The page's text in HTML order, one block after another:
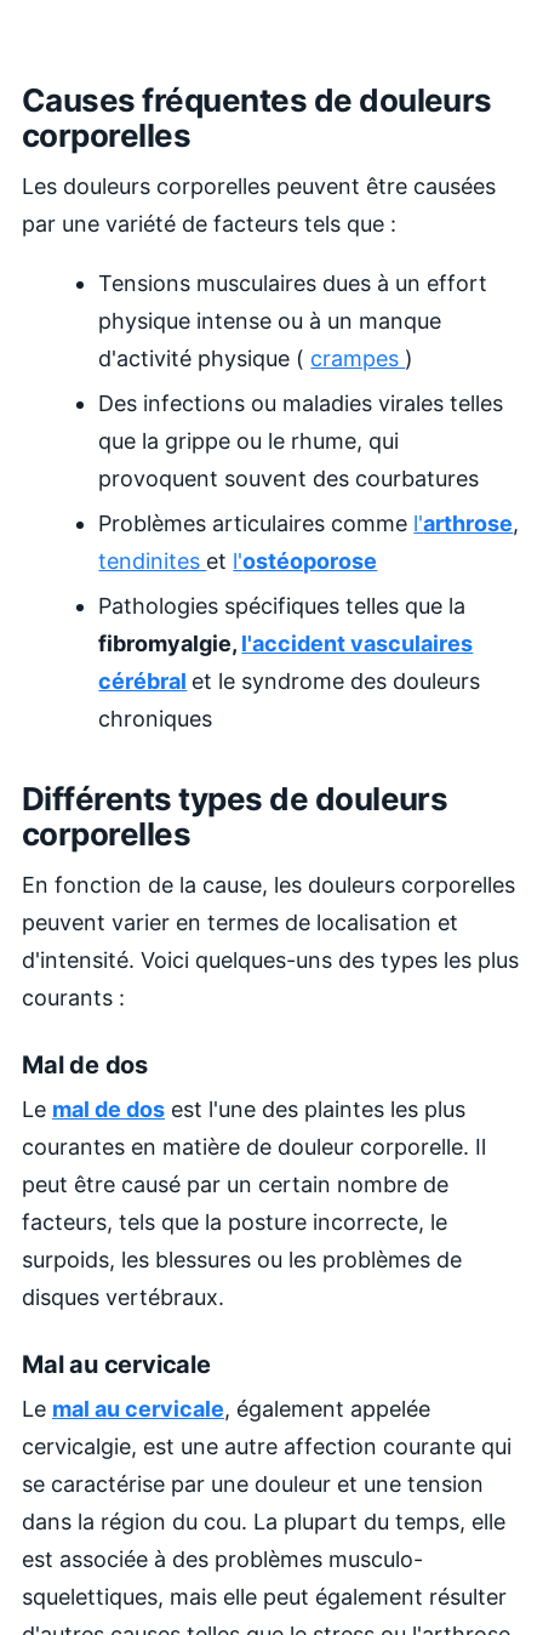
Causes fréquentes de douleurs
corporelles
Les douleurs corporelles peuvent être causées
par une variété de facteurs tels que :
Tensions musculaires dues à un effort
physique intense ou à un manque
d'activité physique ( crampes )
Des infections ou maladies virales telles
que la grippe ou le rhume, qui
provoquent souvent des courbatures
Problèmes articulaires comme l'arthrose,
tendinites et l'ostéoporose
Pathologies spécifiques telles que la
fibromyalgie, l'accident vasculaires
cérébral et le syndrome des douleurs
chroniques
Différents types de douleurs
corporelles
En fonction de la cause, les douleurs corporelles
peuvent varier en termes de localisation et
d'intensité. Voici quelques-uns des types les plus
courants :
Mal de dos
Le mal de dos est l'une des plaintes les plus
courantes en matière de douleur corporelle. Il
peut être causé par un certain nombre de
facteurs, tels que la posture incorrecte, le
surpoids, les blessures ou les problèmes de
disques vertébraux.
Mal au cervicale
Le mal au cervicale, également appelée
cervicalgie, est une autre affection courante qui
se caractérise par une douleur et une tension
dans la région du cou. La plupart du temps, elle
est associée à des problèmes musculo-
squelettiques, mais elle peut également résulter